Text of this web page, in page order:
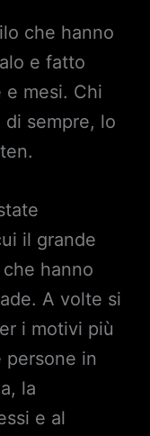
che hanno
e fatto
e mesi. Chi
sempre, lo
il grande
hanno
A volte si
i motivi più
persone in
la
e al